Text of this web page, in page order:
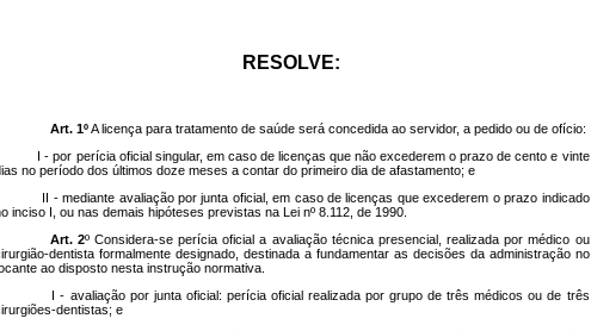
RESOLVE:
Art. 1ºA licença para tratamento de saúde será concedida ao servidor, a pedido ou de ofício:
I - por perícia oficial singular, em caso de licenças que não excederem o prazo de cento e vinte
no período dos últimos doze meses a contar do primeiro dia de afastamento; e
II - mediante avaliação por junta oficial, em caso de licenças que excederem o prazo indicado
inciso I, ou nas demais hipóteses previstas na Lei nº 8.112, de 1990.
Art. 2ºConsidera-se perícia oficial a avaliação técnica presencial, realizada por médico ou
dentista formalmente designado, destinada a fundamentar as decisões da administração no
ao disposto nesta instrução normativa.
I - avaliação por junta oficial: perícia oficial realizada por grupo de três médicos ou de três
dentistas; e